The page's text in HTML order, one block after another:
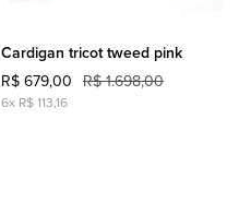
Cardigan tricot tweed pink
R$ 679,00 R$ 1.698,00
6x R$ 113,16